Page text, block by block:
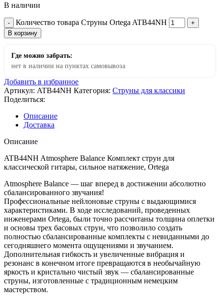
В наличии
Количество товара Струны Ortega ATB44NH
В корзину
Где можно забрать:
нет в наличии на пунктах самовывоза
Добавить в избранное
Артикул: ATB44NH Категория: Струны для классики
Поделиться:
Описание
Доставка
Описание
ATB44NH Atmosphere Balance Комплект струн для
классической гитары, сильное натяжение, Ortega
Atmosphere Balance — шаг вперед в достижении абсолютно
сбалансированного звучания!
Профессиональные нейлоновые струны с выдающимися
характеристиками. В ходе исследований, проведенных
инженерами Ortega, были точно рассчитаны толщина оплетки
и основы трех басовых струн, что позволило создать
полностью сбалансированные комплекты с невиданными до
сегодняшнего момента ощущениями и звучанием.
Дополнительная гибкость и увеличенные вибрация и
резонанс в конечном итоге превращаются в необычайную
яркость и кристально чистый звук — сбалансированные
струны, изготовленные с традиционным немецким
мастерством.